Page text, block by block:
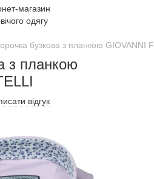
бузкова з планкою GIOVANNI
з планкою
відгук